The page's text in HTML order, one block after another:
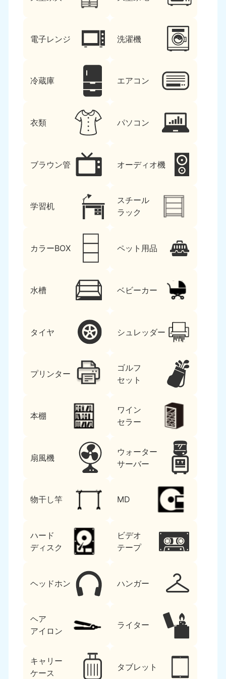
電子レンジ 洗濯機
冷蔵庫 エアコン
衣類 パソコン
ブラウン管 オーディオ機
学習机
スチール
ラック
カラーBOX ペット用品
水槽 ベビーカー
タイヤ シュレッダー
プリンター
ゴルフ
セット
本棚
ワイン
セラー
扇風機
ウォーター
サーバー
物干し竿 MD
ハード
ディスク
ビデオ
テープ
ヘッドホン ハンガー
ヘア
アイロン
ライター
キャリー
ケース
タブレット